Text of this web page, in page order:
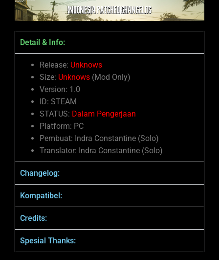
Detail & Info:
Release: Unknows
Size: Unknows (Mod Only)
Version: 1.0
ID: STEAM
STATUS: Dalam Pengerjaan
Platform: PC
Pembuat: Indra Constantine (Solo)
Translator: Indra Constantine (Solo)
Changelog:
Kompatibel:
Credits:
Spesial Thanks: